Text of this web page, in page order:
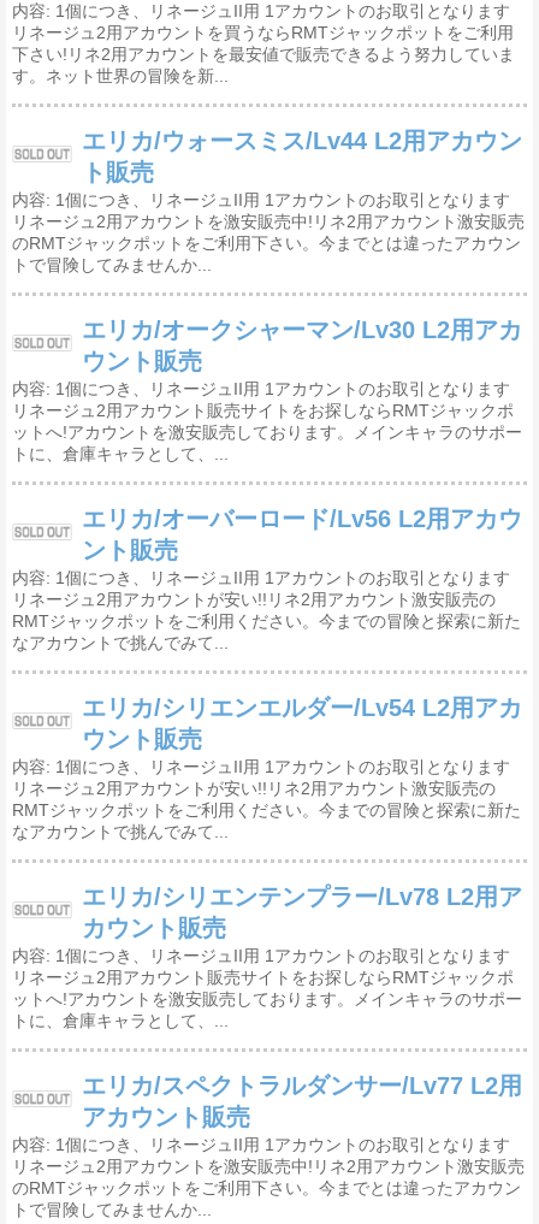
内容: 1個につき、リネージュII用 1アカウントのお取引となります
リネージュ2用アカウントを買うならRMTジャックポットをご利用
下さい!リネ2用アカウントを最安値で販売できるよう努力していま
す。ネット世界の冒険を新...
エリカ/ウォースミス/Lv44 L2用アカウン
ト販売
内容: 1個につき、リネージュII用 1アカウントのお取引となります
リネージュ2用アカウントを激安販売中!リネ2用アカウント激安販売
のRMTジャックポットをご利用下さい。今までとは違ったアカウン
トで冒険してみませんか...
エリカ/オークシャーマン/Lv30 L2用アカ
ウント販売
内容: 1個につき、リネージュII用 1アカウントのお取引となります
リネージュ2用アカウント販売サイトをお探しならRMTジャックポ
ットへ!アカウントを激安販売しております。メインキャラのサポー
トに、倉庫キャラとして、...
エリカ/オーバーロード/Lv56 L2用アカウ
ント販売
内容: 1個につき、リネージュII用 1アカウントのお取引となります
リネージュ2用アカウントが安い!!リネ2用アカウント激安販売の
RMTジャックポットをご利用ください。今までの冒険と探索に新た
なアカウントで挑んでみて...
エリカ/シリエンエルダー/Lv54 L2用アカ
ウント販売
内容: 1個につき、リネージュII用 1アカウントのお取引となります
リネージュ2用アカウントが安い!!リネ2用アカウント激安販売の
RMTジャックポットをご利用ください。今までの冒険と探索に新た
なアカウントで挑んでみて...
エリカ/シリエンテンプラー/Lv78 L2用ア
カウント販売
内容: 1個につき、リネージュII用 1アカウントのお取引となります
リネージュ2用アカウント販売サイトをお探しならRMTジャックポ
ットへ!アカウントを激安販売しております。メインキャラのサポー
トに、倉庫キャラとして、...
エリカ/スペクトラルダンサー/Lv77 L2用
アカウント販売
内容: 1個につき、リネージュII用 1アカウントのお取引となります
リネージュ2用アカウントを激安販売中!リネ2用アカウント激安販売
のRMTジャックポットをご利用下さい。今までとは違ったアカウン
トで冒険してみませんか...